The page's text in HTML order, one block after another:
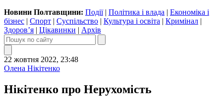
Новини Полтавщини: Події| Політика і влада | Економіка і
бізнес | Спорт | Суспільство | Культура і освіта | Кримінал |
Здоров’я | Цікавинки | Архів
22 жовтня 2022, 23:48
Олена Нікітенко
Нікітенко про Нерухомість